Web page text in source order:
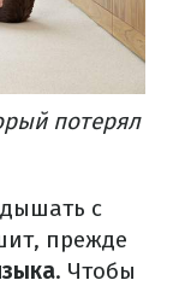
потерял
с
прежде
. Чтобы